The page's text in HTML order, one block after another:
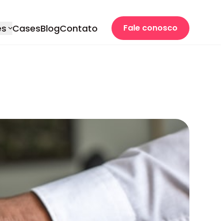
CasesBlogContato Fale conosco